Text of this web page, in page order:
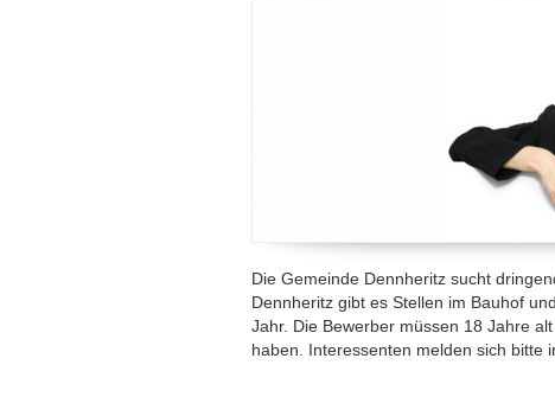
Die Gemeinde Dennheritz sucht
Dennheritz gibt es Stellen im Bauhof
Jahr. Die Bewerber müssen 18 Jahre
haben. Interessenten melden sich bitte